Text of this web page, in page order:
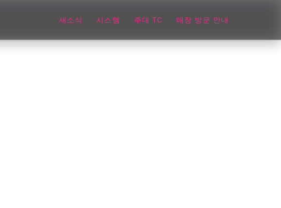
새소식 시스템 주대 TC 매장 방문 안내